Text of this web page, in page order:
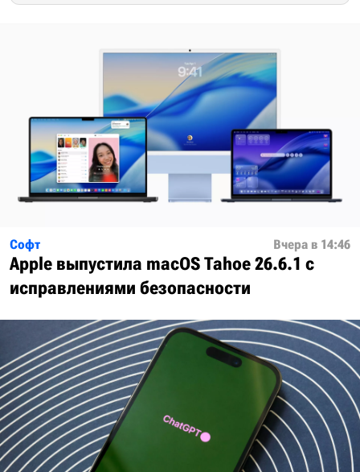
Софт Вчера в 14:46
Apple выпустила macOS Tahoe 26.6.1 с
исправлениями безопасности